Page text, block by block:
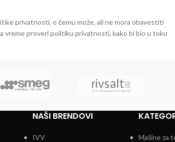
privatnosti, o čemu može, ali ne mora obavestiti
vreme proveri politiku privatnosti, kako bi bio u toku
NAŠI BRENDOVI
IVV
Mašine za